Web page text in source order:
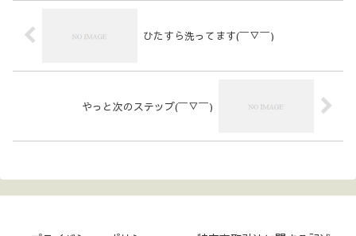
ひたすら洗ってます(￣▽￣)
やっと次のステップ(￣▽￣)